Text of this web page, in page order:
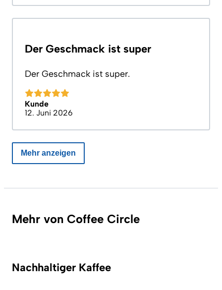
Der Geschmack ist super
Der Geschmack ist super.
Kunde
12. Juni 2026
Mehr anzeigen
Mehr von Coffee Circle
Nachhaltiger Kaffee